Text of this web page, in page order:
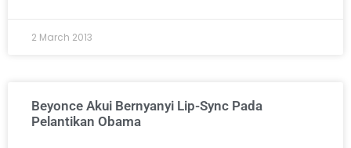
2 March 2013
Beyonce Akui Bernyanyi Lip-Sync Pada
Pelantikan Obama